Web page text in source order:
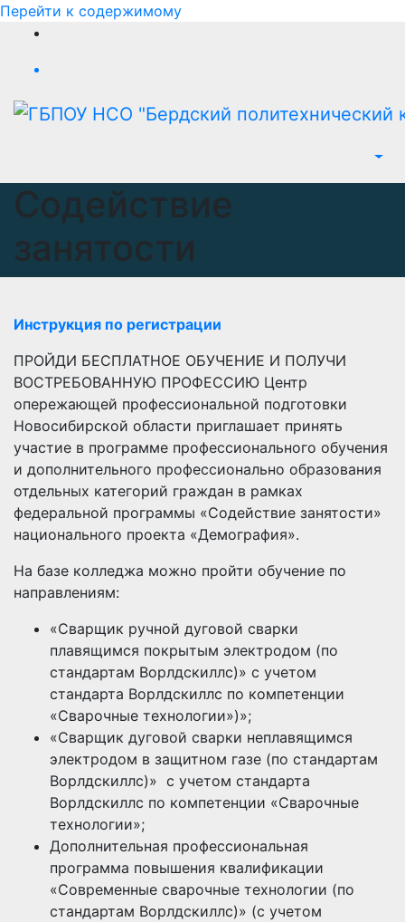
Перейти к содержимому
Содействие
занятости
Инструкция по регистрации
ПРОЙДИ БЕСПЛАТНОЕ ОБУЧЕНИЕ И ПОЛУЧИ
ВОСТРЕБОВАННУЮ ПРОФЕССИЮ Центр
опережающей профессиональной подготовки
Новосибирской области приглашает принять
участие в программе профессионального обучения
и дополнительного профессионально образования
отдельных категорий граждан в рамках
федеральной программы «Содействие занятости»
национального проекта «Демография».
На базе колледжа можно пройти обучение по
направлениям:
«Сварщик ручной дуговой сварки
плавящимся покрытым электродом (по
стандартам Ворлдскиллс)» с учетом
стандарта Ворлдскиллс по компетенции
«Сварочные технологии»)»;
«Сварщик дуговой сварки неплавящимся
электродом в защитном газе (по стандартам
Ворлдскиллс)» с учетом стандарта
Ворлдскиллс по компетенции «Сварочные
технологии»;
Дополнительная профессиональная
программа повышения квалификации
«Современные сварочные технологии (по
стандартам Ворлдскиллс)» (с учетом